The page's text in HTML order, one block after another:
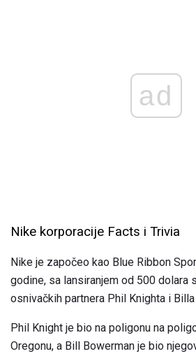
ad
Nike korporacije Facts i Trivia
Nike je započeo kao Blue Ribbon
godine, sa lansiranjem od 500 dolara
osnivačkih partnera Phil Knighta i
Phil Knight je bio na poligonu na
Oregonu, a Bill Bowerman je bio